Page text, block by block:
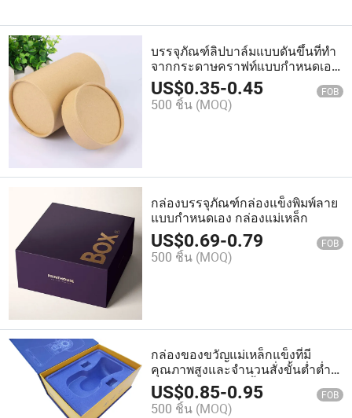
บรรจุภัณฑ์ลิปบาล์มแบบดันขึ้นที่ทำ
จากกระดาษคราฟท์แบบกำหนดเอง
ในท่อกระดาษ
US$0.35-0.45 FOB
500 ชิ้น (MOQ)
กล่องบรรจุภัณฑ์กล่องแข็งพิมพ์ลาย
แบบกำหนดเอง กล่องแม่เหล็ก
US$0.69-0.79 FOB
500 ชิ้น (MOQ)
กล่องของขวัญแม่เหล็กแข็งที่มี
คุณภาพสูงและจำนวนสั่งขั้นต่ำต่ำ
สำหรับบรรจุภัณฑ์น้ำหอม
US$0.85-0.95 FOB
500 ชิ้น (MOQ)